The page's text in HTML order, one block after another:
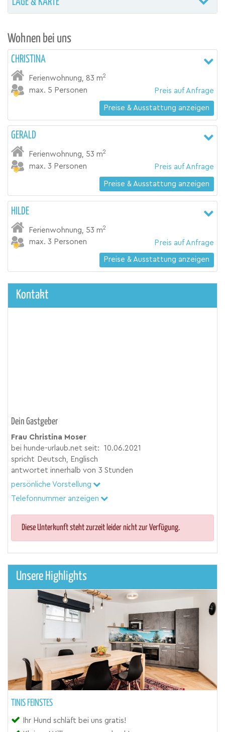
Wohnen bei uns
CHRISTINA
Ferienwohnung, 83 m2
max. 5 Personen Preis auf Anfrage
Preise & Ausstattung anzeigen
GERALD
Ferienwohnung 53 m2
max. 3 Personen Preis auf Anfrage
Preise & Ausstattung anzeigen
HILDE
Ferienwohnung 53 m2
max. 3 Personen Preis auf Anfrage
Preise & Ausstattung anzeigen
Kontakt
Dein Gastgeber
Frau Christina Moser
bei hunde-urlaub.net seit:
10.06.2021
spricht Deutsch, Englisch
antwortet innerhalb von 3 Stunden
persönliche Vorstellung
Telefonnummer anzeigen
Diese Unterkunft steht zurzeit leider nicht zur Verfügung.
Unsere Highlights
TINIS FEINSTES
Ihr Hund schläft bei uns gratis!